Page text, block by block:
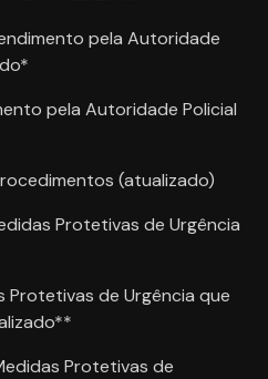
pela Autoridade
pela Autoridade Policial
(atualizado)
Protetivas de Urgência
Protetivas de Urgência que
Protetivas de